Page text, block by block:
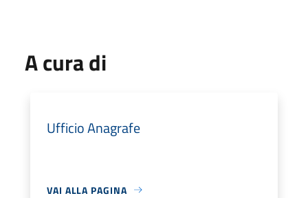
A cura di
Ufficio Anagrafe
VAI ALLA PAGINA